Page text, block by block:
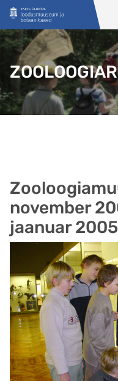
Liigu edasi põhisisu juurde
november
jaanuar 2005